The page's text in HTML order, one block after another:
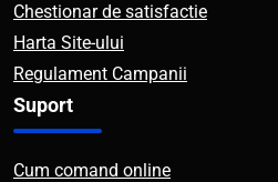
Chestionar de satisfactie
Harta Site-ului
Regulament Campanii
Suport
Cum comand online